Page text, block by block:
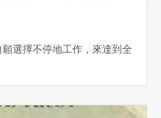
選擇不停地工作，來達到全